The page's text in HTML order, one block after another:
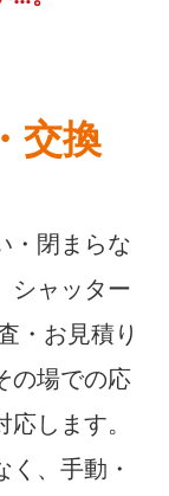
交換
・閉まらな
シャッター
・お見積り
の場での応
します。
、手動・